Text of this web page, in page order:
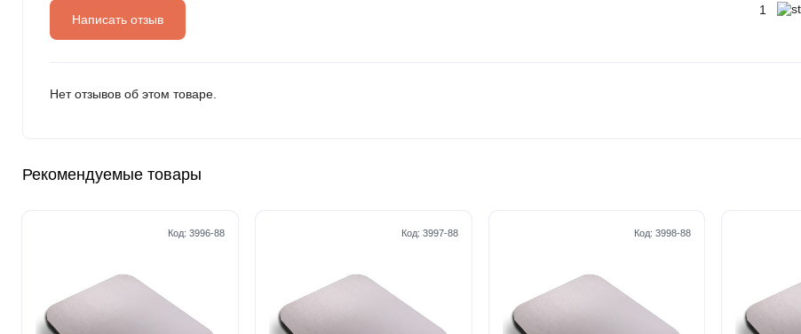
Написать отзыв
1
Нет отзывов об этом товаре.
Рекомендуемые товары
Код: 3996-88 Код: 3997-88 Код:3998-88